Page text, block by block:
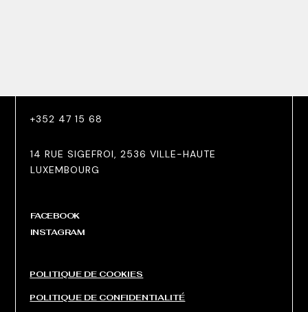
POLITIQUE DE COOKIES
POLITIQUE DE CONFIDENTIALITÉ
FACEBOOK
INSTAGRAM
14 RUE SIGEFROI, 2536 VILLE-HAUTE
LUXEMBOURG
+352 47 15 68